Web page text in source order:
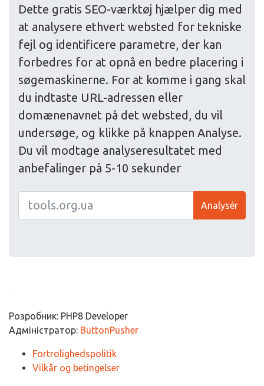
Dette gratis SEO-værktøj hjælper dig med
at analysere ethvert websted for tekniske
fejl og identificere parametre, der kan
forbedres for at opnå en bedre placering i
søgemaskinerne. For at komme i gang skal
du indtaste URL-adressen eller
domænenavnet på det websted, du vil
undersøge, og klikke på knappen Analyse.
Du vil modtage analyseresultatet med
anbefalinger på 5-10 sekunder
Analysér
Розробник: PHP8 Developer
Адміністратор: ButtonPusher
Fortrolighedspolitik
Vilkår og betingelser